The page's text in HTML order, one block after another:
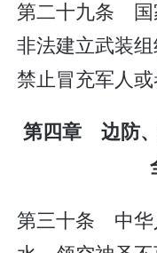
第二十九条 国
非法建立武装
禁止冒充军人或
第四章 边防
第三十条 中华